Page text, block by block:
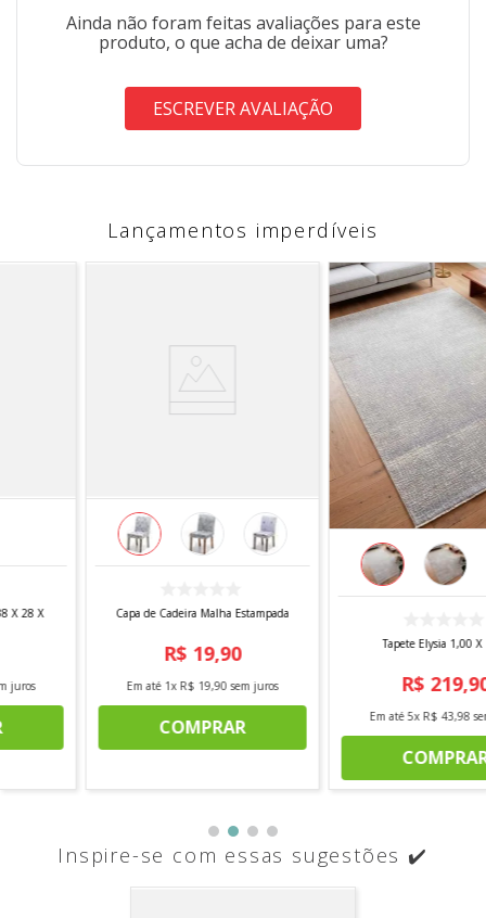
Ainda não foram feitas avaliações para este
produto, o que acha de deixar uma?
ESCREVER AVALIAÇÃO
Lançamentos imperdíveis
Capa de Cadeira Malha Estampada
19,90sem juros
COMPRAR
Tapete Elysia 1,00 X 1,40
90
43,98sem juros
COMPRAR
Inspire-se com essas sugestões ✔️